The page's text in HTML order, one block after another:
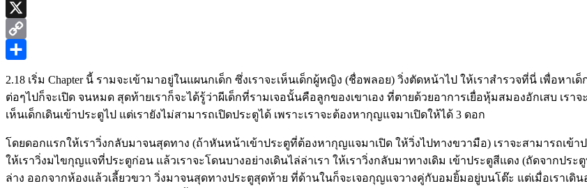
Line
X
Copy
2.18 เริ่ม Chapter นี้ รามจะเข้ามาอยู่ในแผนกเด็ก ซึ่งเราจะเห็นเด็กผู้หญิง (ชื่อพลอย) วิ่งตัดหน้าไป ให้เราสำรวจที่นี่ เพื่อหา
ต่อๆไปก็จะเปิด จนหมด สุดท้ายเราก็จะได้รู้ว่าผีเด็กที่รามเจอนั้นคือลูกของเขาเอง ที่ตายด้วยอาการเยื่อหุ้มสมองอักเสบ เรา
เห็นเด็กเดินเข้าประตูไป แต่เรายังไม่สามารถเปิดประตูได้ เพราะเราจะต้องหากุญแจมาเปิดให้ได้ 3 ดอก
โดยดอกแรกให้เราวิ่งกลับมาจนสุดทาง (ถ้าหันหน้าเข้าประตูที่ต้องหากุญแจมาเปิด ให้วิ่งไปทางขวามือ) เราจะสามารถเ
ให้เราวิ่งมไขกุญแจที่ประตูก่อน แล้วเราจะโดนบางอย่างเดินไล่ล่าเรา ให้เราวิ่งกลับมาทางเดิม เข้าประตูสีแดง (ถัดจากปร
ล่าง ออกจากห้องแล้วเลี้ยวขวา วิ่งมาจนสุดทางประตูสุดท้าย ที่ด้านในก็จะเจอกุญแจวางคู่กับอมยิ้มอยู่บนโต๊ะ แต่เมื่อเราเดิน